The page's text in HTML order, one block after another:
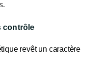
contrôle
revêt un caractère